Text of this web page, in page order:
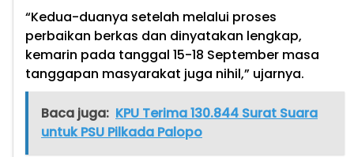
“Kedua-duanya setelah melalui proses
perbaikan berkas dan dinyatakan lengkap,
kemarin pada tanggal 15-18 September masa
tanggapan masyarakat juga nihil,” ujarnya.
Baca juga: KPU Terima 130.844 Surat Suara
untuk PSU Pilkada Palopo